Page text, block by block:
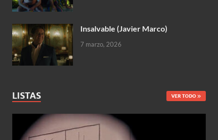
Insalvable (Javier Marco)
7 marzo, 2026
LISTAS VER TODO